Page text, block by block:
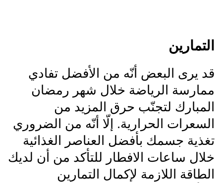
التمارين
قد يرى البعض أنّه من الأفضل تفادي
ممارسة الرياضة خلال شهر رمضان
المبارك لتجنّب حرق المزيد من
السعرات الحرارية. إلّا أنّه من الضروري
تغذية جسمك بأفضل العناصر الغذائية
خلال ساعات الافطار للتأكد من أن لديك
الطاقة اللازمة لإكمال التمارين